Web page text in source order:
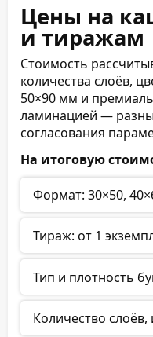
Цены на
и тиражам
Стоимость
количества слоёв,
50×90 мм и
ламинацией —
согласования
На итоговую
Формат: 30×50,
Тираж: от 1
Тип и плотность
Количество